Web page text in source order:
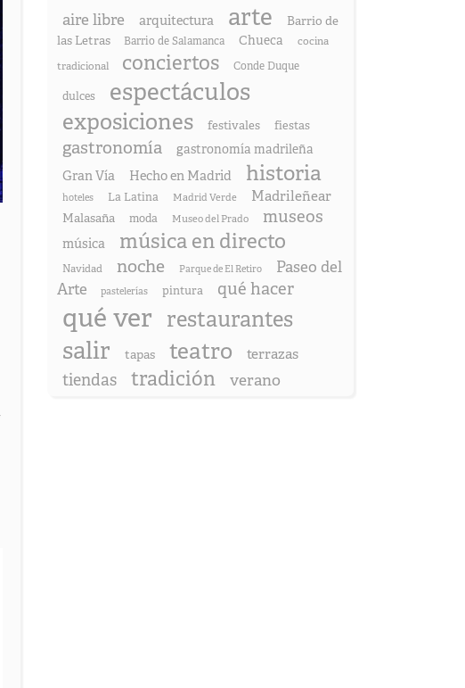
aire libre arquitectura arte
Barrio de
las Letras
Barrio de Salamanca Chueca
cocina
tradicional
conciertos Conde Duque
dulces espectáculos
exposiciones festivales fiestas
gastronomía gastronomía madrileña
Gran Vía Hecho en Madrid historia
hoteles La Latina Madrid Verde Madrileñear
Malasaña moda Museo del Prado museos
música música en directo
Navidad noche Parque de El Retiro
Paseo del
Arte
pastelerías pintura qué hacer
qué ver restaurantes
salir tapas teatro terrazas
tiendas tradición verano